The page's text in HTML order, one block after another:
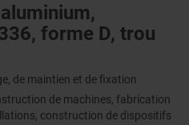
forme D, trou
de maintien et de fixation
de machines, fabrication
construction de dispositifs